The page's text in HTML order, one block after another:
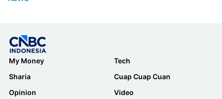
My Money
Tech
Sharia
Cuap Cuap Cuan
Opinion
Video